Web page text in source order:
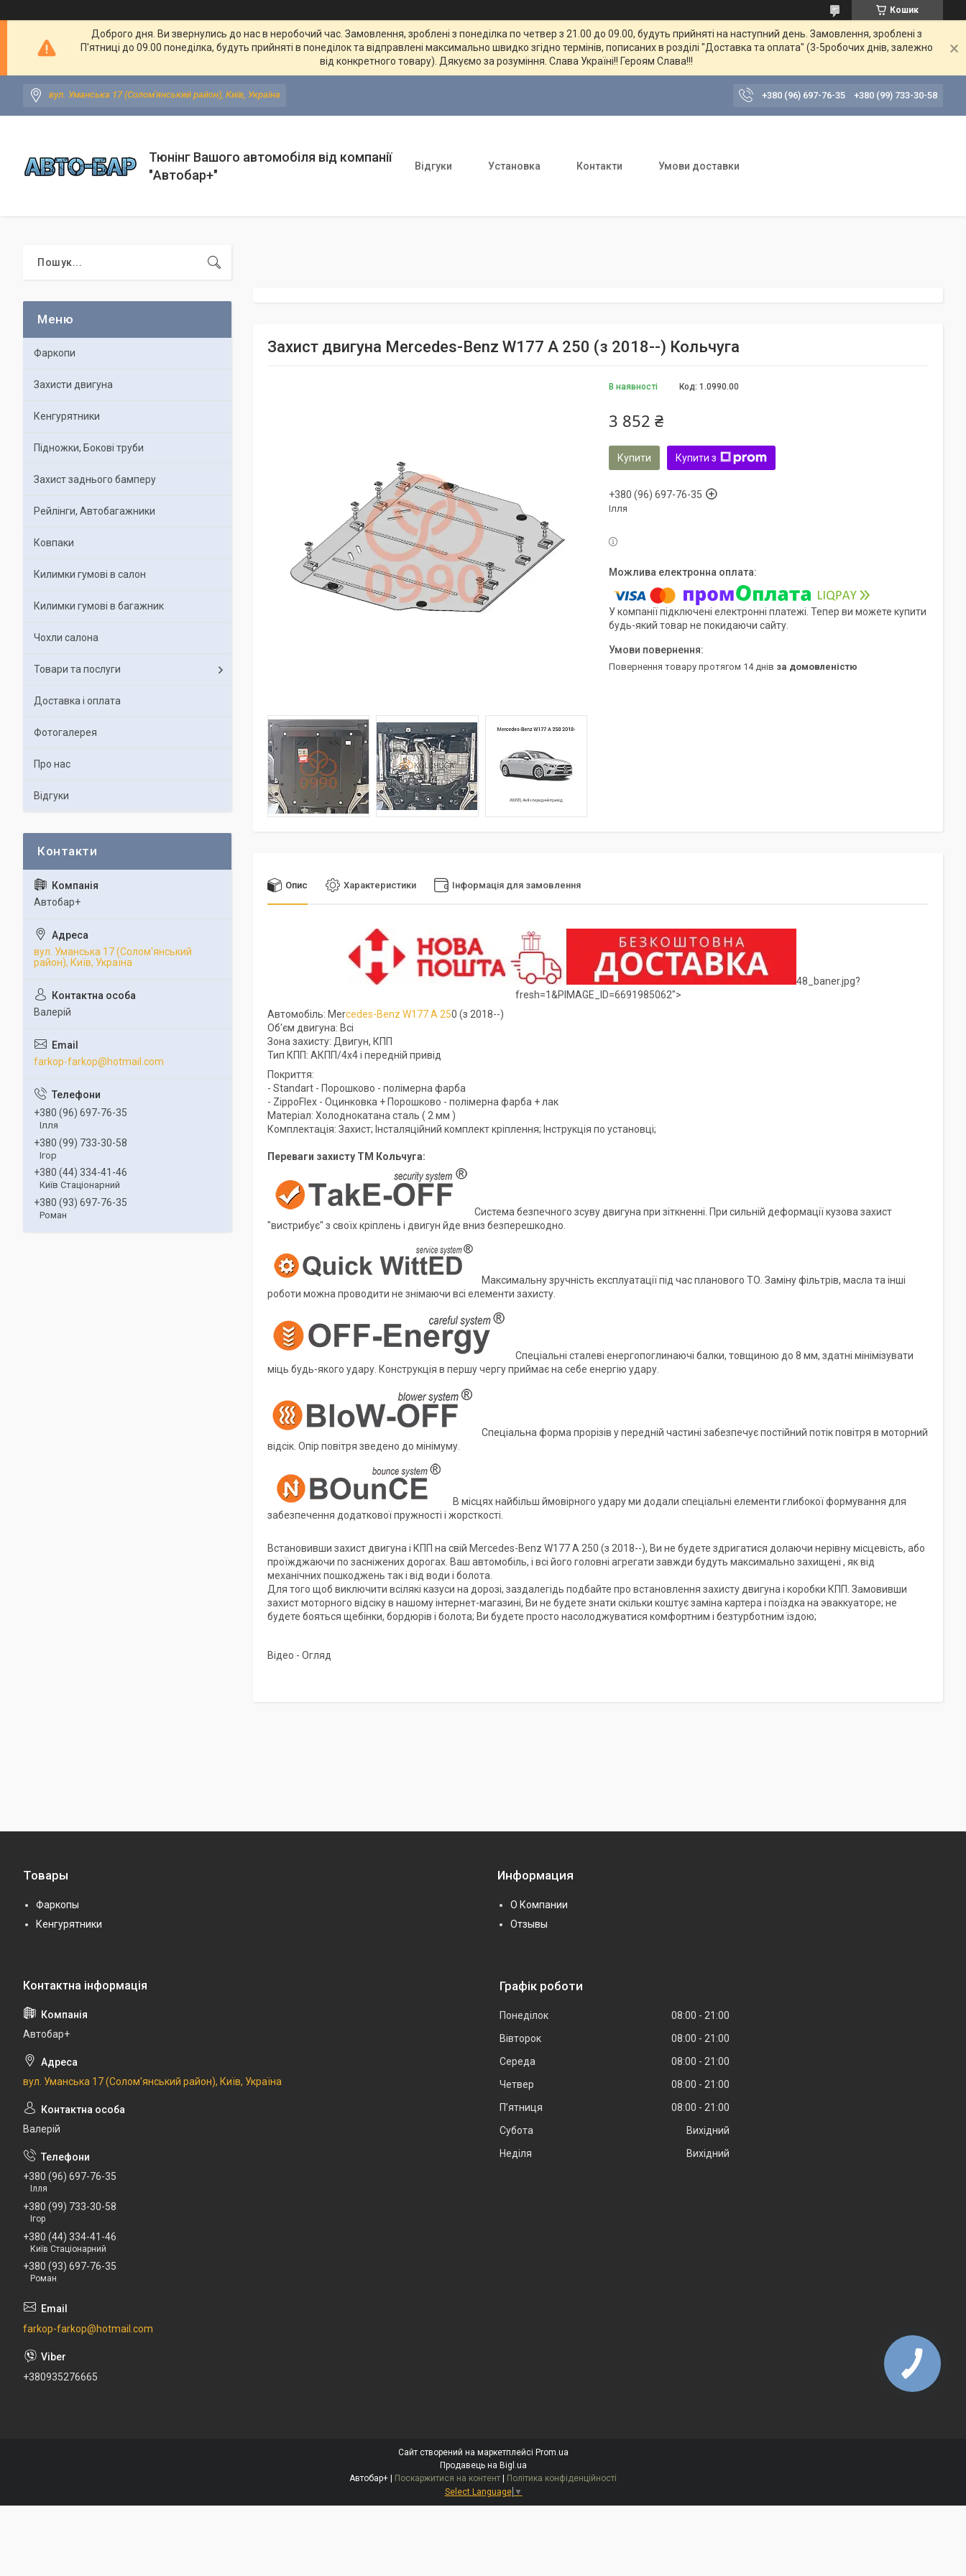
Кошик
Доброго дня. Ви звернулись до нас в неробочий час. Замовлення, зроблені з понеділка по четвер з 21.00 до 09.00, будуть прийняті на наступний день. Замовлення, зроблені з
П'ятниці до 09.00 понеділка, будуть прийняті в понеділок та відправлені максимально швидко згідно термінів, пописаних в розділі "Доставка та оплата" (3-5робочих днів, залежно
від конкретного товару). Дякуємо за розуміння. Слава Україні!! Героям Слава!!!
вул. Уманська 17 (Солом'янський район), Київ, Україна +380 (96) 697-76-35 +380 (99) 733-30-58
Тюнінг Вашого автомобіля від компанії
"Автобар+"
Відгуки Установка Контакти Умови доставки
Захист двигуна Mercedes-Benz W177 А 250 (з 2018--) Кольчуга
В наявності Код: 1.0990.00
3 852 ₴
Купити Купити з
+380 (96) 697-76-35
Ілля
У компанії підключені електронні платежі. Тепер ви можете купити
будь-який товар не покидаючи сайту.
повернення товару протягом 14 днів за домовленістю
Опис Характеристики Інформація для замовлення
48_baner.jpg?
fresh=1&PIMAGE_ID=6691985062">
Автомобіль: Mercedes-Benz W177 А 250 (з 2018--)
Об'єм двигуна: Всі
Зона захисту: Двигун, КПП
Тип КПП: АКПП/4x4 і передній привід
Покриття:
- Standart - Порошково - полімерна фарба
- ZippoFlex - Оцинковка + Порошково - полімерна фарба + лак
Матеріал: Холоднокатана сталь ( 2 мм )
Комплектація: Захист; Інсталяційний комплект кріплення; Інструкція по установці;
Переваги захисту ТМ Кольчуга:
Система безпечного зсуву двигуна при зіткненні. При сильній деформації кузова захист
"вистрибує" з своїх кріплень і двигун йде вниз безперешкодно.
Максимальну зручність експлуатації під час планового ТО. Заміну фільтрів, масла та інші
роботи можна проводити не знімаючи всі елементи захисту.
Спеціальні сталеві енергопоглинаючі балки, товщиною до 8 мм, здатні мінімізувати
міць будь-якого удару. Конструкція в першу чергу приймає на себе енергію удару.
Спеціальна форма прорізів у передній частині забезпечує постійний потік повітря в моторний
відсік. Опір повітря зведено до мінімуму.
В місцях найбільш ймовірного удару ми додали спеціальні елементи глибокої формування для
забезпечення додаткової пружності і жорсткості.
Встановивши захист двигуна і КПП на свій Mercedes-Benz W177 А 250 (з 2018--), Ви не будете здригатися долаючи нерівну місцевість, або
проїжджаючи по засніжених дорогах. Ваш автомобіль, і всі його головні агрегати завжди будуть максимально захищені , як від
механічних пошкоджень так і від води і болота.
Для того щоб виключити всілякі казуси на дорозі, заздалегідь подбайте про встановлення захисту двигуна і коробки КПП. Замовивши
захист моторного відсіку в нашому інтернет-магазині, Ви не будете знати скільки коштує заміна картера і поїздка на эваккуаторе; не
будете бояться щебінки, бордюрів і болота; Ви будете просто насолоджуватися комфортним і безтурботним їздою;
Відео - Огляд
Фаркопи
Захисти двигуна
Кенгурятники
Підножки, Бокові труби
Захист заднього бамперу
Рейлінги, Автобагажники
Ковпаки
Килимки гумові в салон
Килимки гумові в багажник
Чохли салона
Товари та послуги
Доставка і оплата
Фотогалерея
Про нас
Відгуки
Автобар+
вул. Уманська 17 (Солом'янський
район), Київ, Україна
Валерій
farkop-farkop@hotmail.com
+380 (96) 697-76-35
Ілля
+380 (99) 733-30-58
Ігор
+380 (44) 334-41-46
Київ Стаціонарний
+380 (93) 697-76-35
Роман
Товары
Фаркопы
Кенгурятники
Информация
О Компании
Отзывы
Автобар+
вул. Уманська 17 (Солом'янський район), Київ, Україна
Валерій
+380 (96) 697-76-35
Ілля
+380 (99) 733-30-58
Ігор
+380 (44) 334-41-46
Київ Стаціонарний
+380 (93) 697-76-35
Роман
farkop-farkop@hotmail.com
+380935276665
Графік роботи
Понеділок 08:00
21:00
Вівторок
08:00
21:00
Середа
08:00
21:00
Четвер
08:00
21:00
Пʼятниця
08:00
21:00
Субота
Вихідний
Неділя
Вихідний
Сайт створений на маркетплейсі Prom.ua
Продавець на Bigl.ua
Поскаржитися на контент
Політика конфіденційності
Select Language ▼